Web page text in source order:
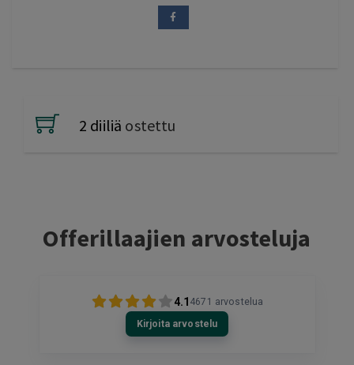
2 diiliä ostettu
Offerillaajien arvosteluja
4.1 4671 arvostelua
Kirjoita arvostelu